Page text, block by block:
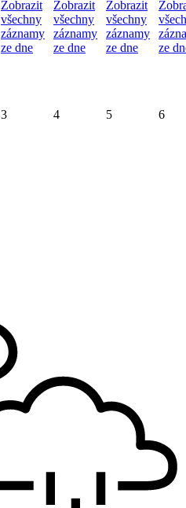
Zobrazit
všechny
záznamy
ze dne
Zobrazit
všechny
záznamy
ze dne
Zobrazit
všechny
záznamy
ze dne
ze
3 4 5 6